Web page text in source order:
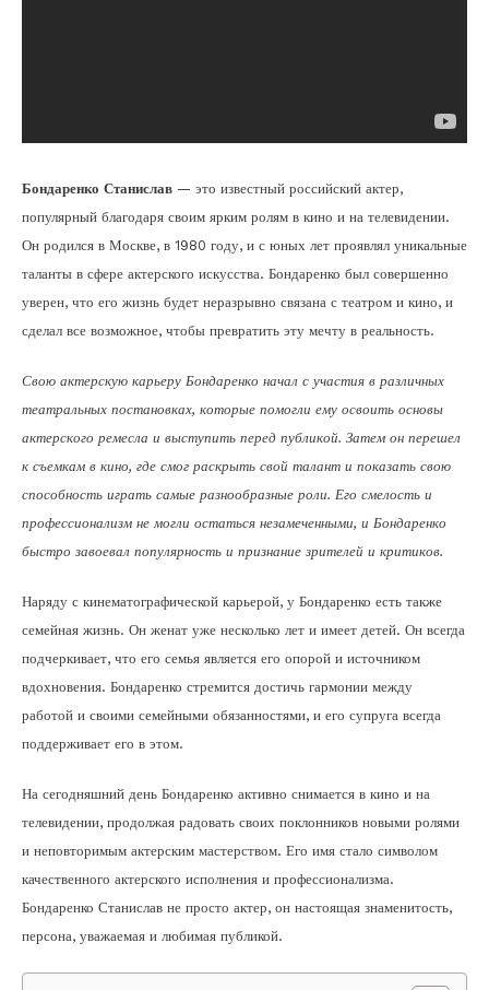
Бондаренко Станислав — это известный российский актер,
популярный благодаря своим ярким ролям в кино и на телевидении.
Он родился в Москве, в 1980 году, и с юных лет проявлял уникальные
таланты в сфере актерского искусства. Бондаренко был совершенно
уверен, что его жизнь будет неразрывно связана с театром и кино, и
сделал все возможное, чтобы превратить эту мечту в реальность.
Свою актерскую карьеру Бондаренко начал с участия в различных
театральных постановках, которые помогли ему освоить основы
актерского ремесла и выступить перед публикой. Затем он перешел
к съемкам в кино, где смог раскрыть свой талант и показать свою
способность играть самые разнообразные роли. Его смелость и
профессионализм не могли остаться незамеченными, и Бондаренко
быстро завоевал популярность и признание зрителей и критиков.
Наряду с кинематографической карьерой, у Бондаренко есть также
семейная жизнь. Он женат уже несколько лет и имеет детей. Он всегда
подчеркивает, что его семья является его опорой и источником
вдохновения. Бондаренко стремится достичь гармонии между
работой и своими семейными обязанностями, и его супруга всегда
поддерживает его в этом.
На сегодняшний день Бондаренко активно снимается в кино и на
телевидении, продолжая радовать своих поклонников новыми ролями
и неповторимым актерским мастерством. Его имя стало символом
качественного актерского исполнения и профессионализма.
Бондаренко Станислав не просто актер, он настоящая знаменитость,
персона, уважаемая и любимая публикой.